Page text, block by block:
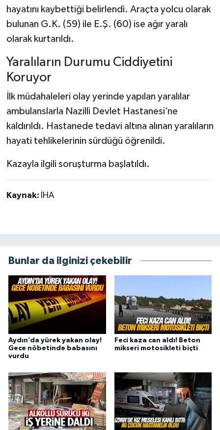
hayatını kaybettiği belirlendi. Araçta yolcu olarak
bulunan G.K. (59) ile E.Ş. (60) ise ağır yaralı
olarak kurtarıldı.
Yaralıların Durumu Ciddiyetini
Koruyor
İlk müdahaleleri olay yerinde yapılan yaralılar
ambulanslarla Nazilli Devlet Hastanesi’ne
kaldırıldı. Hastanede tedavi altına alınan yaralıların
hayati tehlikelerinin sürdüğü öğrenildi.
Kazayla ilgili soruşturma başlatıldı.
Kaynak: İHA
Bunlar da ilginizi çekebilir
Aydın’da yürek yakan olay!
Gece nöbetinde babasını
vurdu
Feci kaza can aldı! Beton
mikseri motosikleti biçti